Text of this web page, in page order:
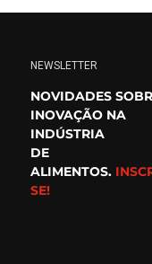
NEWSLETTER
NOVIDADES
INOVAÇÃO NA
INDÚSTRIA
DE
ALIMENTOS.
SE!